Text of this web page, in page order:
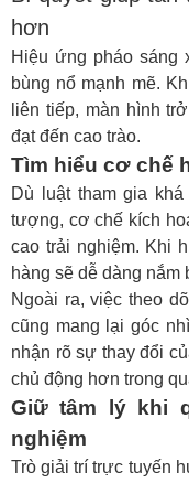
hơn
Hiệu ứng pháo sáng
bùng nổ mạnh mẽ.
liên tiếp, màn hình
đạt đến cao trào.
Tìm hiểu cơ chế
Dù luật tham gia
tượng, cơ chế kích
cao trải nghiệm. Khi
hàng sẽ dễ dàng nắm
Ngoài ra, việc theo
cũng mang lại góc
nhận rõ sự thay đổi
chủ động hơn trong
Giữ tâm lý khi
nghiệm
Trò giải trí trực tuyến